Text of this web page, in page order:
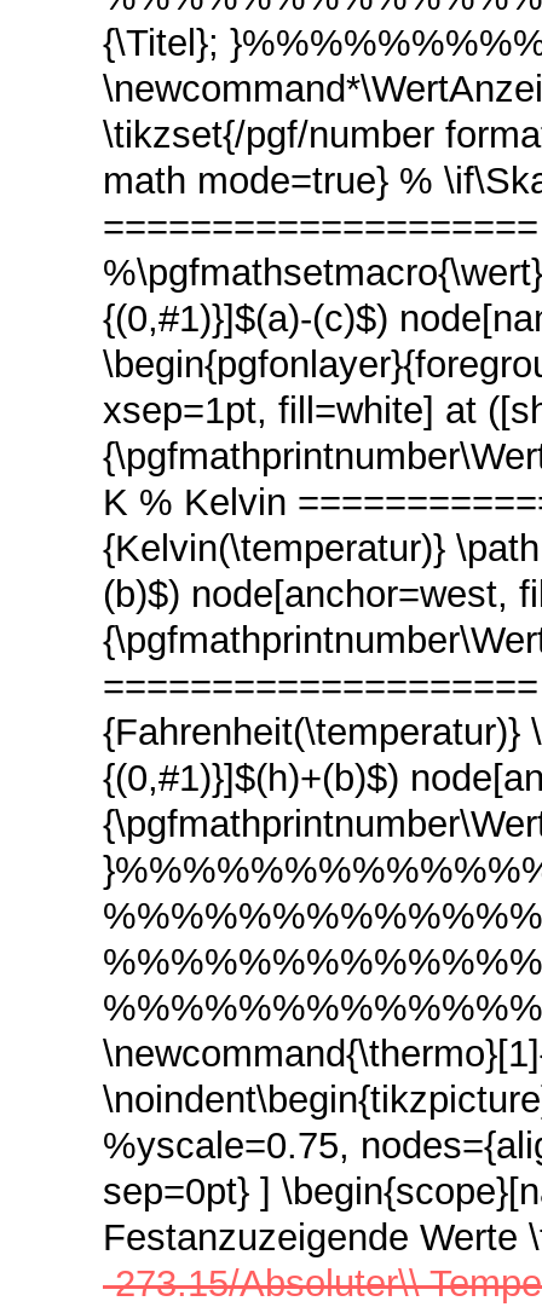
{\Titel};
\tikzset{/pgf/number
math mode=true} %
{(0,#1)}]$(a)-(c)$)
xsep=1pt, fill=white] at
K % Kelvin
{Kelvin(\temperatur)}
(b)$) node[anchor=west,
{Fahrenheit(\temperatur)}
{(0,#1)}]$(h)+(b)$)
%yscale=0.75,
sep=0pt} ]
Festanzuzeigende
-273.15/Absoluter\\